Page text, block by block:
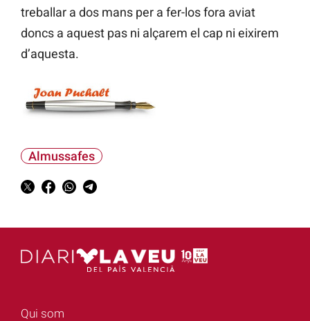
treballar a dos mans per a fer-los fora aviat
doncs a aquest pas ni alçarem el cap ni eixirem
d’aquesta.
Almussafes
Qui som